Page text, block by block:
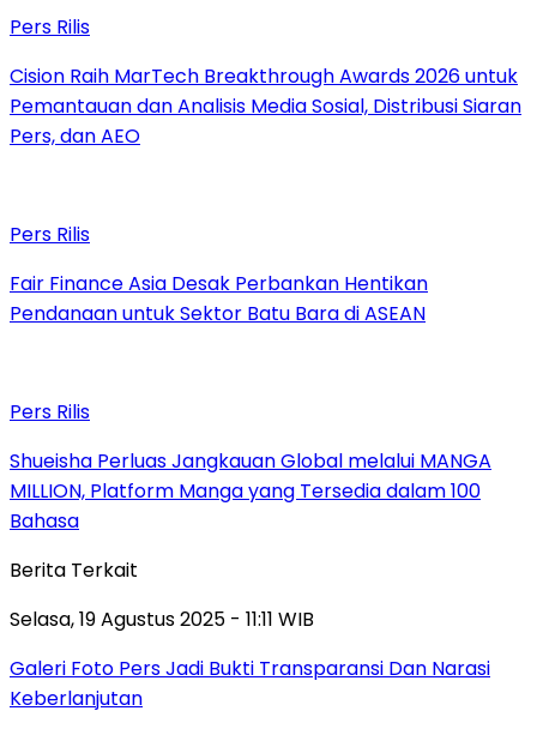
Pers Rilis
Cision Raih MarTech Breakthrough Awards 2026 untuk
Pemantauan dan Analisis Media Sosial, Distribusi Siaran
Pers, dan AEO
Pers Rilis
Fair Finance Asia Desak Perbankan Hentikan
Pendanaan untuk Sektor Batu Bara di ASEAN
Pers Rilis
Shueisha Perluas Jangkauan Global melalui MANGA
MILLION, Platform Manga yang Tersedia dalam 100
Bahasa
Berita Terkait
Selasa, 19 Agustus 2025 - 11:11 WIB
Galeri Foto Pers Jadi Bukti Transparansi Dan Narasi
Keberlanjutan